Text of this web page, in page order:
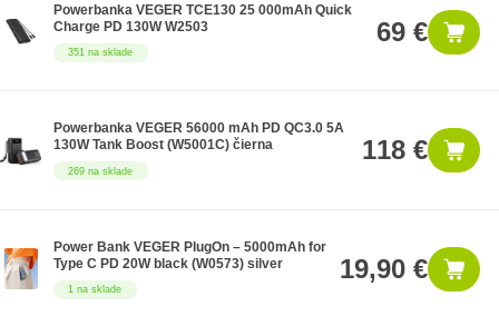
351 na sklade
Powerbanka VEGER TCE130 25 000mAh Quick
Charge PD 130W W2503
69 €
269 na sklade
Powerbanka VEGER 56000 mAh PD QC3.0 5A
130W Tank Boost (W5001C) čierna
118 €
1 na sklade
Power Bank VEGER PlugOn – 5000mAh for
Type C PD 20W black (W0573) silver
19,90 €